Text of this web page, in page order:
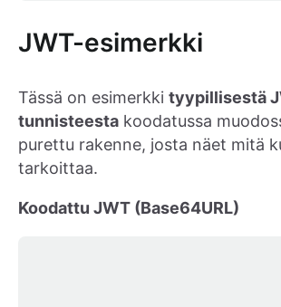
JWT-esimerkki
Tässä on esimerkki tyypillisestä
tunnisteesta koodatussa
purettu rakenne, josta näet mitä
tarkoittaa.
Koodattu JWT (Base64URL)